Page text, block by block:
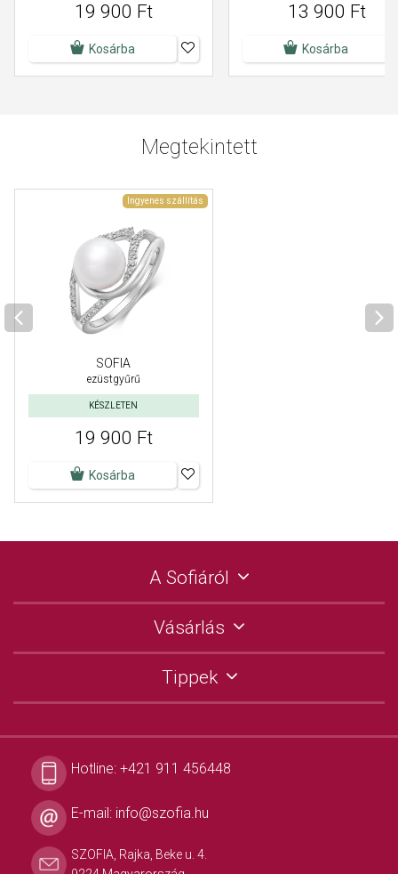
19 900 Ft
Kosárba
13 900 Ft
Kosárba
Megtekintett
Ingyenes szállítás
SOFIA
ezüstgyűrű
KÉSZLETEN
19 900 Ft
Kosárba
A Sofiáról
Vásárlás
Tippek
Hotline: +421 911 456448
E-mail: info@szofia.hu
SZOFIA, Rajka, Beke u. 4.